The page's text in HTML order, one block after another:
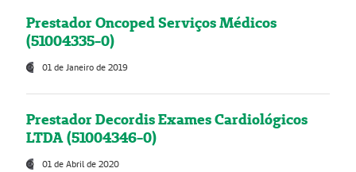
Prestador Oncoped Serviços Médicos
(51004335-0)
01 de Janeiro de 2019
Prestador Decordis Exames Cardiológicos
LTDA (51004346-0)
01 de Abril de 2020